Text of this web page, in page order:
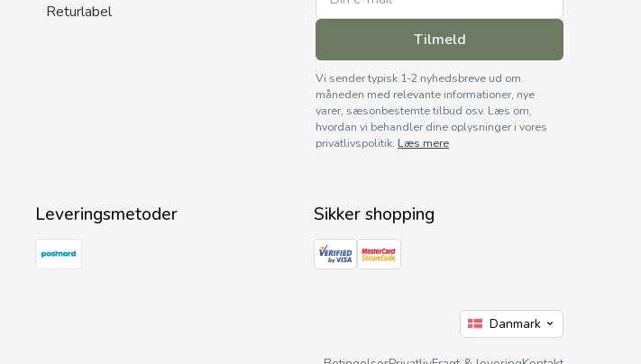
Returlabel
Tilmeld
Vi sender typisk 1-2 nyhedsbreve ud om
måneden med relevante informationer, nye
varer, sæsonbestemte tilbud osv. Læs om,
hvordan vi behandler dine oplysninger i vores
privatlivspolitik. Læs mere
Leveringsmetoder Sikker shopping
Sprogvælger
Nuværende sprog er:
Danmark